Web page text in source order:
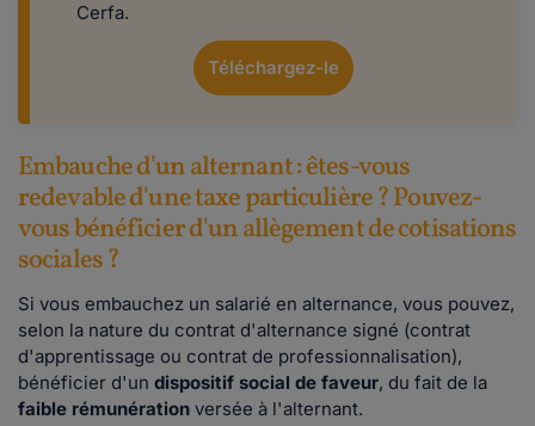
Cerfa.
Téléchargez-le
Embauche d'un alternant : êtes-vous
redevable d'une taxe particulière ? Pouvez-
vous bénéficier d'un allègement de cotisations
sociales ?
Si vous embauchez un salarié en alternance, vous pouvez,
selon la nature du contrat d'alternance signé (contrat
d'apprentissage ou contrat de professionnalisation),
bénéficier d'un dispositif social de faveur, du fait de la
faible rémunération versée à l'alternant.